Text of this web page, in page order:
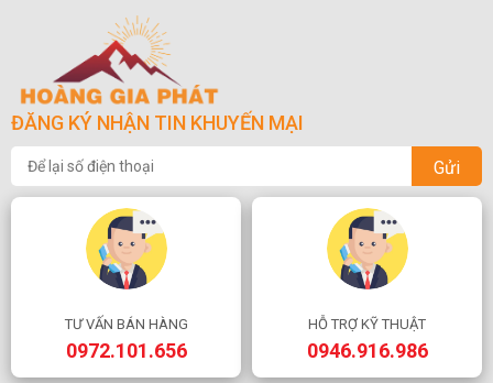
ĐĂNG KÝ NHẬN TIN KHUYẾN MẠI
Gửi
TƯ VẤN BÁN HÀNG
0972.101.656
HỖ TRỢ KỸ THUẬT
0946.916.986